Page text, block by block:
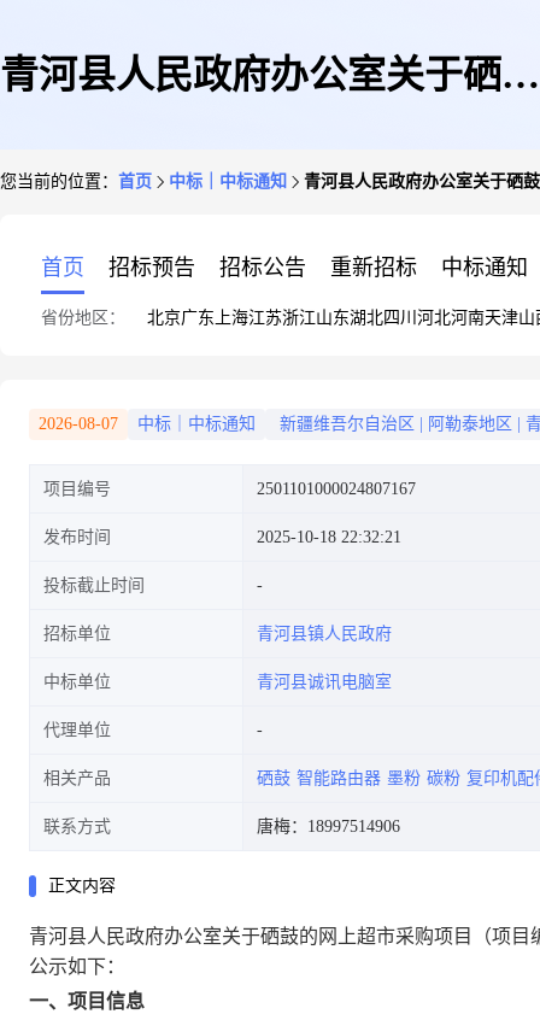
青河县人民政府办公室关于硒鼓
您当前的位置： 首页 中标｜中标通知 青河县人民政府办公室关于硒
首页 招标预告 招标公告 重新招标 中标通知
省份地区： 北京广东 上海江苏浙江山东湖北四川 河北河南天津山
2026-08-07 中标｜中标通知 新疆维吾尔自治区 阿勒泰地区
项目编号 2501101000024807167
发布时间 2025-10-18 22:32:21
投标截止时间
招标单位 青河县镇人民政府
中标单位 青河县诚讯电脑室
代理单位
相关产品 硒鼓 智能路由器 墨粉 碳粉 复印机配
联系方式 唐梅：18997514906
正文内容
青河县人民政府办公室关于硒鼓的网上超市采购项目
（项目
公示如下：
一、项目信息